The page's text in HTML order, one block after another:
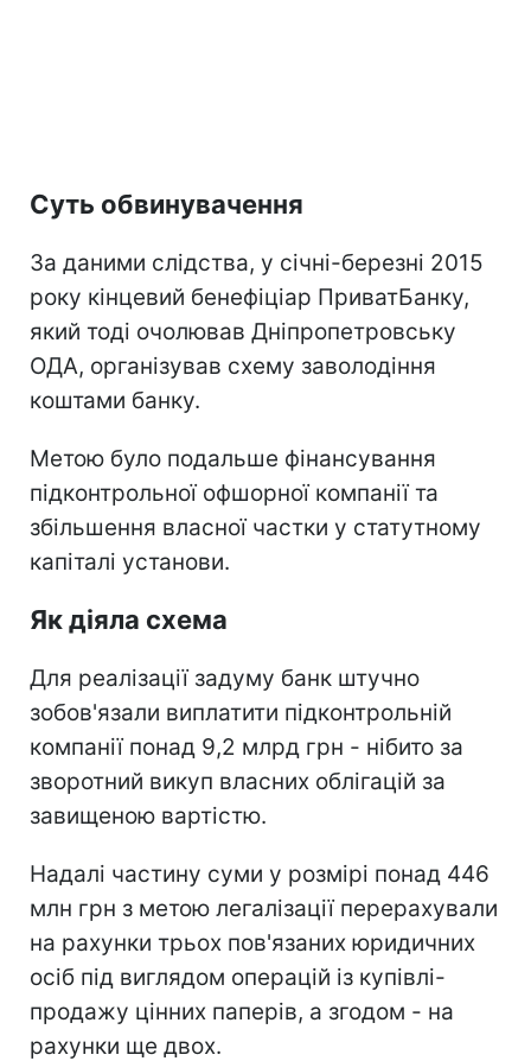
Суть обвинувачення
За даними слідства, у січні-березні 2015
року кінцевий бенефіціар ПриватБанку,
який тоді очолював Дніпропетровську
ОДА, організував схему заволодіння
коштами банку.
Метою було подальше фінансування
підконтрольної офшорної компанії та
збільшення власної частки у статутному
капіталі установи.
Як діяла схема
Для реалізації задуму банк штучно
зобов'язали виплатити підконтрольній
компанії понад 9,2 млрд грн - нібито за
зворотний викуп власних облігацій за
завищеною вартістю.
Надалі частину суми у розмірі понад 446
млн грн з метою легалізації перерахували
на рахунки трьох пов'язаних юридичних
осіб під виглядом операцій із купівлі-
продажу цінних паперів, а згодом - на
рахунки ще двох.